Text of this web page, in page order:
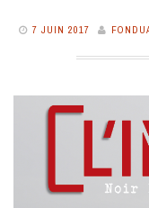
7 JUIN 2017